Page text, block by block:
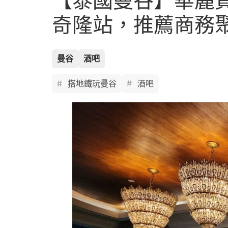
奇隆站，推薦商務
曼谷 酒吧
搭地鐵玩曼谷 酒吧